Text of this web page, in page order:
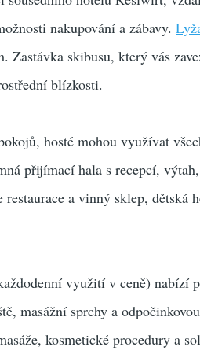
nakupování a zábavy.
Zastávka skibusu, který vás
blízkosti.
hosté mohou využívat
přijímací hala s recepcí,
a vinný sklep, dětská
využití v ceně) nabízí
masážní sprchy a
kosmetické procedury a